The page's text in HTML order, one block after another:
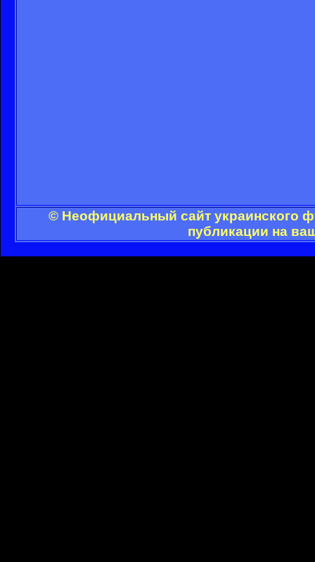
© Неофициальный сайт украинского
публикации на